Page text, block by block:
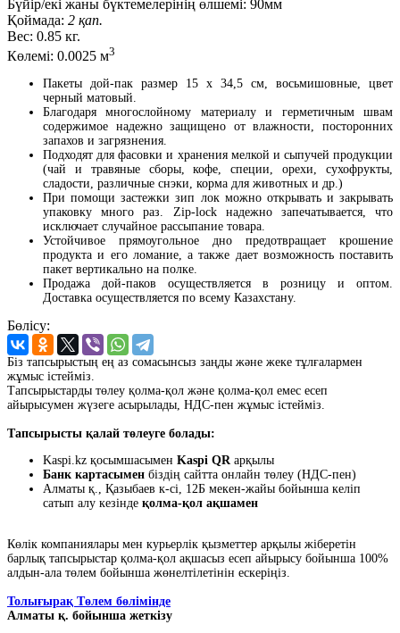
Бүйір/екі жаны бүктемелерінің өлшемі: 90мм
Қоймада: 2 қап.
Вес: 0.85 кг.
Көлемі: 0.0025 м3
Пакеты дой-пак размер 15 x 34,5 см, восьмишовные, цвет
черный матовый.
Благодаря многослойному материалу и герметичным швам
содержимое надежно защищено от влажности, посторонних
запахов и загрязнения.
Подходят для фасовки и хранения мелкой и сыпучей продукции
(чай и травяные сборы, кофе, специи, орехи, сухофрукты,
сладости, различные снэки, корма для животных и др.)
При помощи застежки зип лок можно открывать и закрывать
упаковку много раз. Zip-lock надежно запечатывается, что
исключает случайное рассыпание товара.
Устойчивое прямоугольное дно предотвращает крошение
продукта и его ломание, а также дает возможность поставить
пакет вертикально на полке.
Продажа дой-паков осуществляется в розницу и оптом.
Доставка осуществляется по всему Казахстану.
Бөлісу:
Біз тапсырыстың ең аз сомасынсыз заңды және жеке тұлғалармен
жұмыс істейміз.
Тапсырыстарды төлеу қолма-қол және қолма-қол емес есеп
айырысумен жүзеге асырылады, НДС-пен жұмыс істейміз.
Тапсырысты қалай төлеуге болады:
Kaspi.kz қосымшасымен Kaspi QRарқылы
Банк картасымен біздің сайтта онлайн төлеу (НДС-пен)
Алматы қ., Қазыбаев к-сі, 12Б мекен-жайы бойынша келіп
сатып алу кезінде қолма-қол ақшамен
Көлік компаниялары мен курьерлік қызметтер арқылы жіберетін
барлық тапсырыстар қолма-қол ақшасыз есеп айырысу бойынша 100%
алдын-ала төлем бойынша жөнелтілетінін ескеріңіз.
Толығырақ Төлем бөлімінде
Алматы қ. бойынша жеткізу